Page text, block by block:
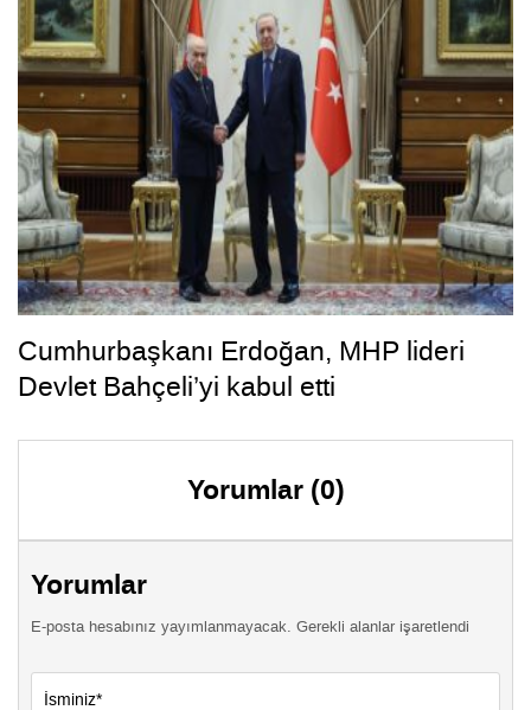
Cumhurbaşkanı Erdoğan, MHP lideri
Devlet Bahçeli’yi kabul etti
Yorumlar (0)
Yorumlar
E-posta hesabınız yayımlanmayacak. Gerekli alanlar işaretlendi